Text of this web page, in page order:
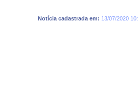
Notícia cadastrada em: 13/07/2020